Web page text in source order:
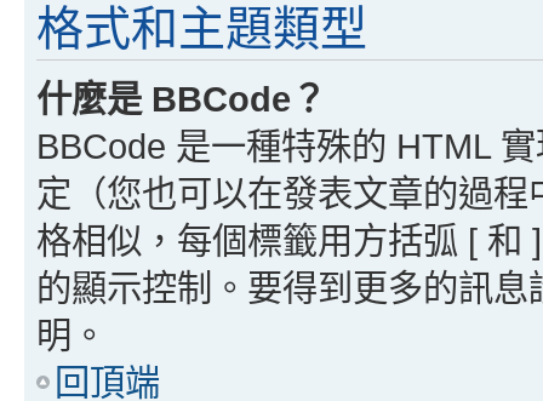
格式和主題類型
什麼是 BBCode？
BBCode 是一種特殊的 HTML
定（您也可以在發表文章的過
格相似，每個標籤用方括弧 [ 和
的顯示控制。要得到更多的訊
明。
回頂端